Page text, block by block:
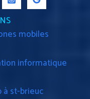
mobiles
informatique
à st-brieuc